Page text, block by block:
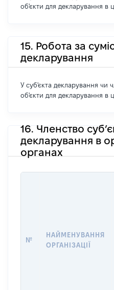
об'єкти для декларування в
15. Робота за
декларування
У суб'єкта декларування чи
об'єкти для декларування в
16. Членство
декларування в
органах
№
НАЙМЕНУВАННЯ
ОРГАНІЗАЦІЇ